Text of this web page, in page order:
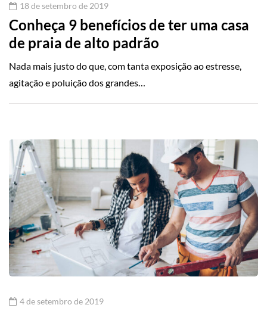
18 de setembro de 2019
Conheça 9 benefícios de ter uma casa
de praia de alto padrão
Nada mais justo do que, com tanta exposição ao estresse,
agitação e poluição dos grandes…
4 de setembro de 2019